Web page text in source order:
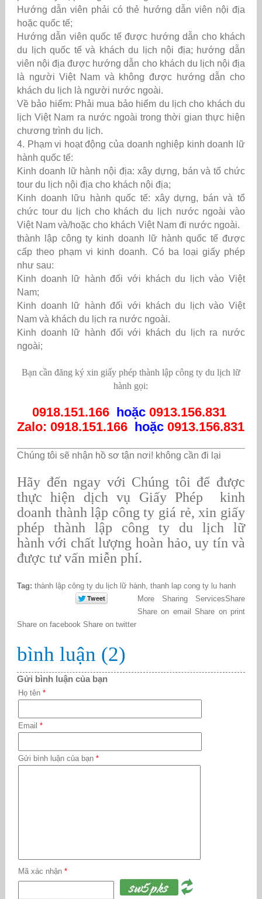
Hướng dẫn viên phải có thẻ hướng dẫn viên nội địa
hoặc quốc tế;
Hướng dẫn viên quốc tế được hướng dẫn cho khách
du lịch quốc tế và khách du lịch nội địa; hướng dẫn
viên nội địa được hướng dẫn cho khách du lịch nội địa
là người Việt Nam và không được hướng dẫn cho
khách du lịch là người nước ngoài.
Về bảo hiểm: Phải mua bảo hiểm du lịch cho khách du
lịch Việt Nam ra nước ngoài trong thời gian thực hiện
chương trình du lịch.
4. Phạm vi hoạt động của doanh nghiệp kinh doanh lữ
hành quốc tế:
Kinh doanh lữ hành nội địa: xây dựng, bán và tổ chức
tour du lịch nội địa cho khách nội địa;
Kinh doanh lữu hành quốc tế: xây dựng, bán và tổ
chức tour du lịch cho khách du lịch nước ngoài vào
Việt Nam và/hoặc cho khách Việt Nam đi nước ngoài.
thành lập công ty kinh doanh lữ hành quốc tế được
cấp theo phạm vi kinh doanh. Có ba loại giấy phép
như sau:
Kinh doanh lữ hành đối với khách du lịch vào Việt
Nam;
Kinh doanh lữ hành đối với khách du lịch vào Việt
Nam và khách du lịch ra nước ngoài.
Kinh doanh lữ hành đối với khách du lịch ra nước
ngoài;
Bạn cần đăng ký xin giấy phép thành lập công ty du lịch lữ
hành gọi:
0918.151.166 hoặc0913.156.831
Zalo:0918.151.166 hoặc 0913.156.831
Chúng tôi sẽ nhận hồ sơ tận nơi! không cần đi lại
Hãy đến ngay với Chúng tôi để được
thực hiện dịch vụ Giấy Phép kinh
doanh thành lập công ty giá rẻ,xin giấy
phép thành lập công ty du lịch lữ
hành với chất lượng hoàn hảo, uy tín và
được tư vấn miễn phí.
Tag: thành lập công ty du lịch lữ hành, thanh lap cong ty lu hanh
More Sharing ServicesShare
Share on email Share on print
Share on facebook Share on twitter
bình luận (2)
Gửi bình luận của bạn
Họ tên *
Email *
Gửi bình luận của bạn *
Mã xác nhận *